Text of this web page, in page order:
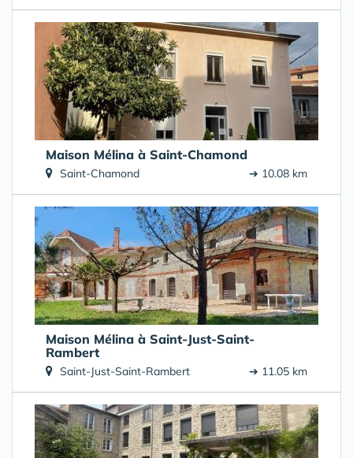
Maison Mélina à Saint-Chamond
Saint-Chamond ➔ 10.08 km
Maison Mélina à Saint-Just-Saint-
Rambert
Saint-Just-Saint-Rambert ➔ 11.05 km